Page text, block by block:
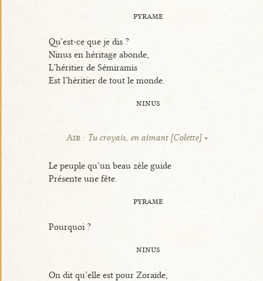
pyrame
Qu’est-ce que je dis ?
Ninus en héritage abonde,
L’héritier de Sémiramis
Est l’héritier de tout le monde.
ninus
Air : Tu croyais, en aimant [Colette]
Le peuple qu’un beau zèle guide
Présente une fête.
pyrame
Pourquoi ?
ninus
On dit qu’elle est pour Zoraïde,